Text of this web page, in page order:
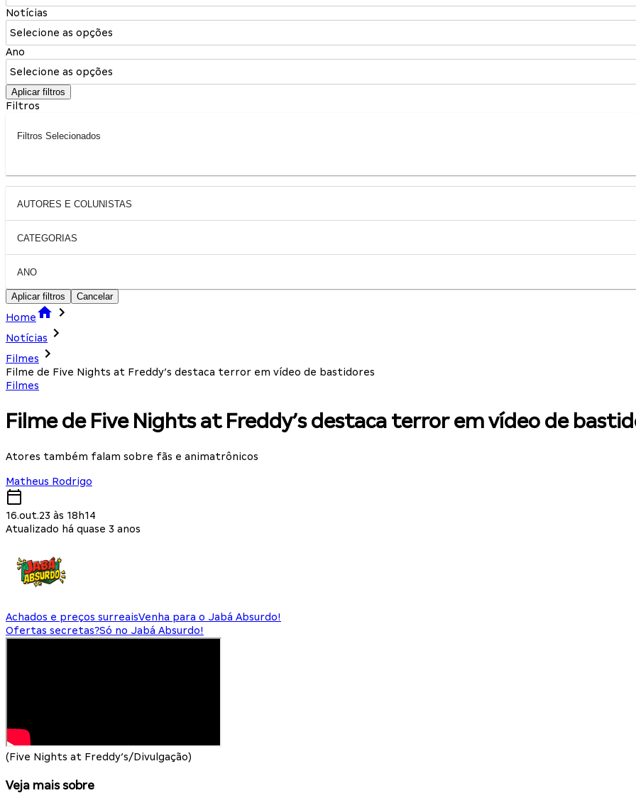
Notícias
Selecione as opções
Ano
Selecione as opções
Aplicar filtros
Filtros
Filtros Selecionados
AUTORES E COLUNISTAS
CATEGORIAS
ANO
Aplicar filtros Cancelar
Home
Notícias
Filmes
Filme de Five Nights at Freddy’s destaca terror em vídeo de bastidores
Filmes
Filme de Five Nights at Freddy’s destaca terror em vídeo de
Atores também falam sobre fãs e animatrônicos
Matheus Rodrigo
16.out.23 às 18h14
Atualizado há quase 3 anos
Achados e preços surreaisVenha para o Jabá Absurdo!
Ofertas secretas?Só no Jabá Absurdo!
(Five Nights at Freddy’s/Divulgação)
Veja mais sobre